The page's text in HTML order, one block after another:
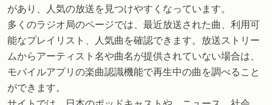
があり、人気の放送を見つけやすくなっています。
多くのラジオ局のページでは、最近放送された曲、利用可
能なプレイリスト、人気曲を確認できます。放送ストリー
ムからアーティスト名や曲名が提供されていない場合は、
モバイルアプリの楽曲認識機能で再生中の曲を調べること
ができます。